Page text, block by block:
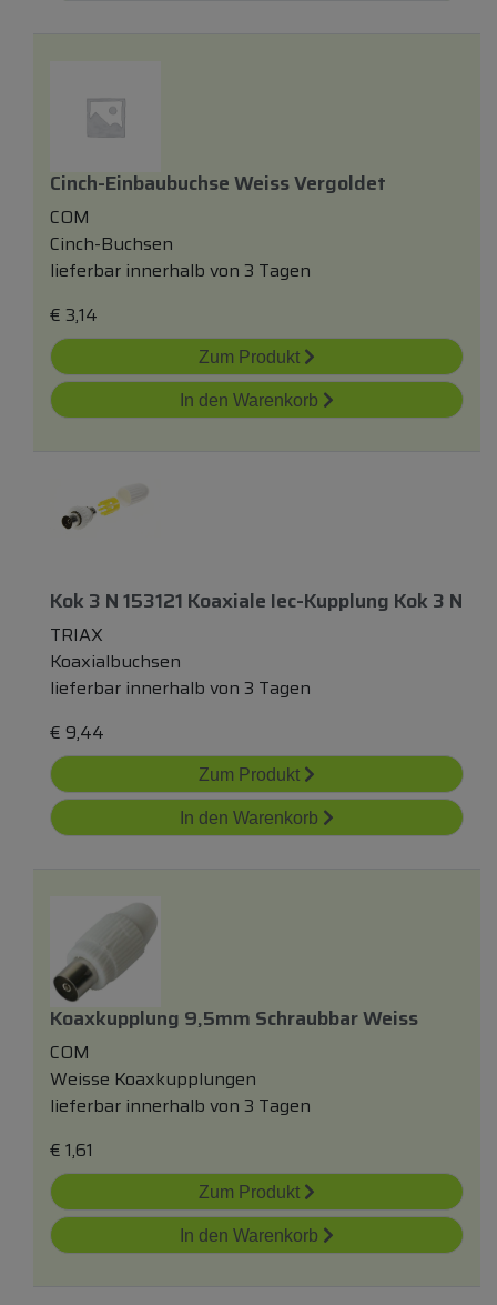
Cinch-Einbaubuchse Weiss Vergoldet
COM
Cinch-Buchsen
lieferbar innerhalb von 3 Tagen
€ 3,14
Zum Produkt
In den Warenkorb
Kok 3 N 153121 Koaxiale Iec-Kupplung Kok 3 N
TRIAX
Koaxialbuchsen
lieferbar innerhalb von 3 Tagen
€ 9,44
Zum Produkt
In den Warenkorb
Koaxkupplung 9,5mm Schraubbar Weiss
COM
Weisse Koaxkupplungen
lieferbar innerhalb von 3 Tagen
€ 1,61
Zum Produkt
In den Warenkorb